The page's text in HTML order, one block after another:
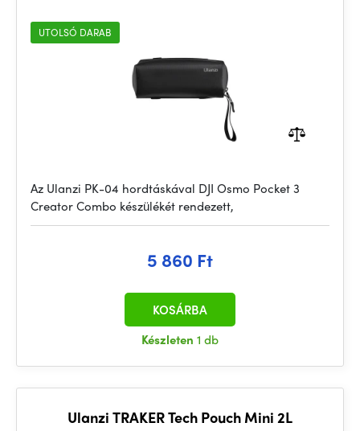
UTOLSÓ DARAB
Az Ulanzi PK-04 hordtáskával DJI Osmo Pocket 3
Creator Combo készülékét rendezett,
5 860 Ft
Készleten 1 db
KOSÁRBA
Ulanzi TRAKER Tech Pouch Mini 2L